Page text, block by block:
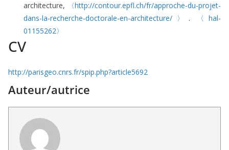
architecture,
〈http://contour.epfl.ch/fr/approche-du-projet-
dans-la-recherche-doctorale-en-architecture/〉 .
〈hal-
01155262〉
CV
http://parisgeo.cnrs.fr/spip.php?article5692
Auteur/autrice